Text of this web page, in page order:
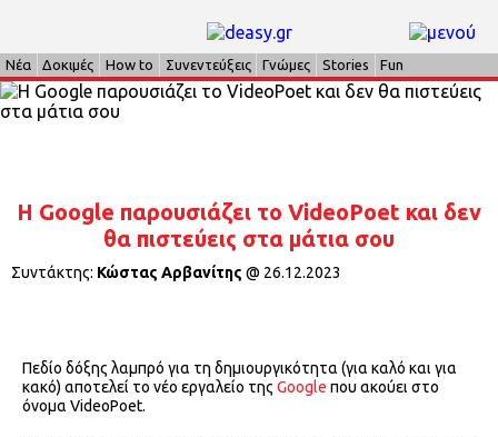
Νέα Δοκιμές How to Συνεντεύξεις Γνώμες Stories Fun
H Google παρουσιάζει το VideoPoet και δεν
θα πιστεύεις στα μάτια σου
Συντάκτης: Κώστας Αρβανίτης @ 26.12.2023
Πεδίο δόξης λαμπρό για τη δημιουργικότητα (για καλό και για
κακό) αποτελεί το νέο εργαλείο της Google που ακούει στο
όνομα VideoPoet.